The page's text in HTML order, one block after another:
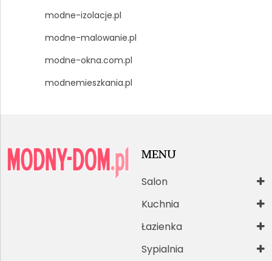
modne-izolacje.pl
modne-malowanie.pl
modne-okna.com.pl
modnemieszkania.pl
MENU
Salon
Kuchnia
Łazienka
Sypialnia